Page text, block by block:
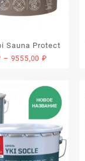
Sauna Protect
– 9555,00 ₽Диапазон
9555,00 ₽